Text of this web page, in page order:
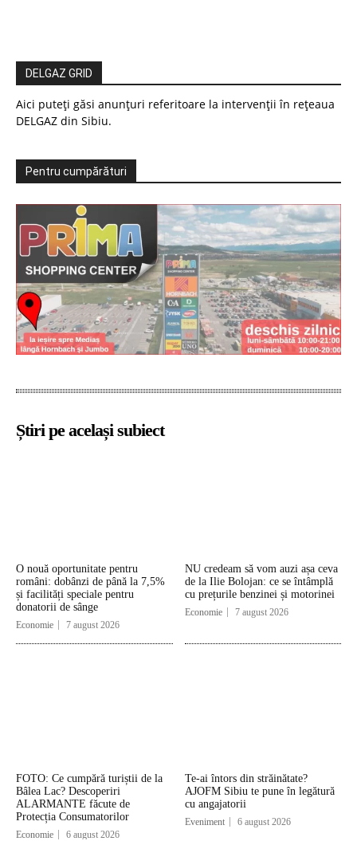
DELGAZ GRID
Aici puteți găsi anunțuri referitoare la intervenții în rețeaua
DELGAZ din Sibiu.
Pentru cumpărături
Știri pe același subiect
O nouă oportunitate pentru
români: dobânzi de până la 7,5%
și facilități speciale pentru
donatorii de sânge
Economie 7 august 2026
NU credeam să vom auzi așa ceva
de la Ilie Bolojan: ce se întâmplă
cu prețurile benzinei și motorinei
Economie 7 august 2026
FOTO: Ce cumpără turiștii de la
Bâlea Lac? Descoperiri
ALARMANTE făcute de
Protecția Consumatorilor
Economie 6 august 2026
Te-ai întors din străinătate?
AJOFM Sibiu te pune în legătură
cu angajatorii
Eveniment 6 august 2026